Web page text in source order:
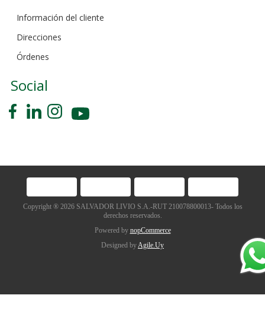
Información del cliente
Direcciones
Órdenes
Social
Copyright ® 2026 SALVADOR LIVIO S.A.-RUT 210078800013- Todos los
derechos reservados.
Powered by nopCommerce
Designed byAgile.Uy